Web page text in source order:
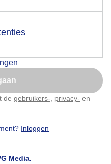
de gebruikers- privacy- en
Inloggen
Media.
matige wind
-
de popup
later
te passen